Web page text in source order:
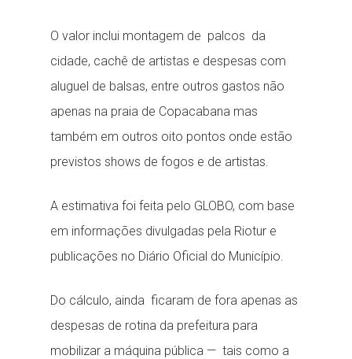
O valor inclui montagem de palcos da
cidade, cachê de artistas e despesas com
aluguel de balsas, entre outros gastos não
apenas na praia de Copacabana mas
também em outros oito pontos onde estão
previstos shows de fogos e de artistas.
A estimativa foi feita pelo GLOBO, com base
em informações divulgadas pela Riotur e
publicações no Diário Oficial do Município.
Do cálculo, ainda ficaram de fora apenas as
despesas de rotina da prefeitura para
mobilizar a máquina pública — tais como a